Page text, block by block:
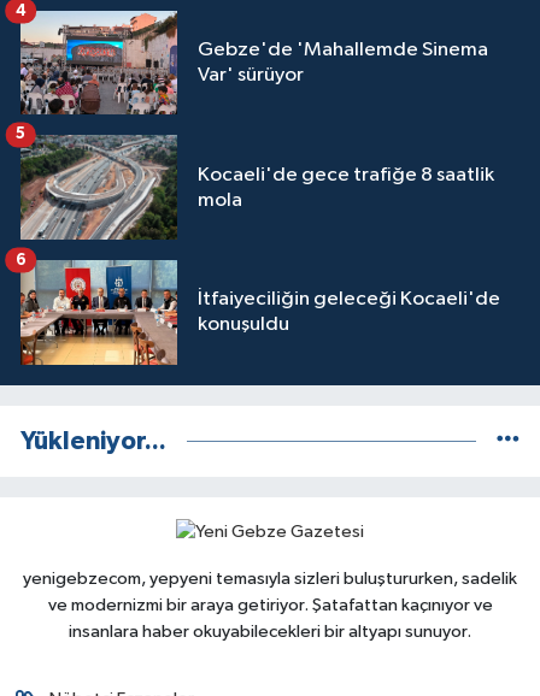
Gebze'de 'Mahallemde Sinema
Var' sürüyor
4
Kocaeli'de gece trafiğe 8 saatlik
mola
5
İtfaiyeciliğin geleceği Kocaeli'de
konuşuldu
6
Yükleniyor...
yenigebzecom, yepyeni temasıyla sizleri buluştururken, sadelik
ve modernizmi bir araya getiriyor. Şatafattan kaçınıyor ve
insanlara haber okuyabilecekleri bir altyapı sunuyor.